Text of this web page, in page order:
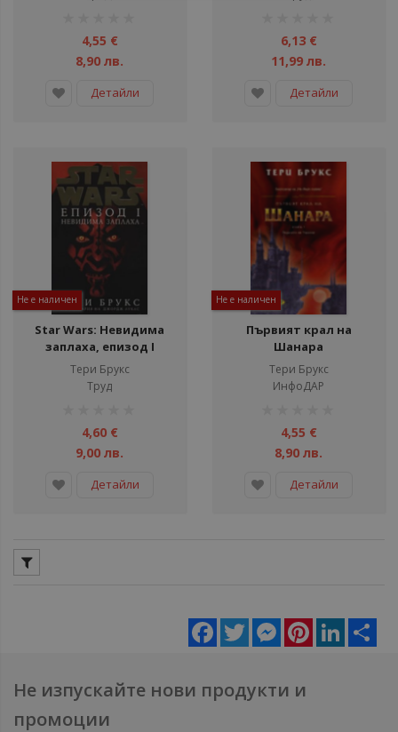
4,55 €
8,90 лв.
Детайли
6,13 €
11,99 лв.
Детайли
Не е наличен
Star Wars: Невидима
заплаха, епизод I
Тери Брукс
Труд
4,60 €
9,00 лв.
Детайли
Не е наличен
Първият крал на
Шанара
Тери Брукс
ИнфоДАР
4,55 €
8,90 лв.
Детайли
Facebook
Twitter MessengerPinterestLinkedIn
Не изпускайте нови продукти и
промоции